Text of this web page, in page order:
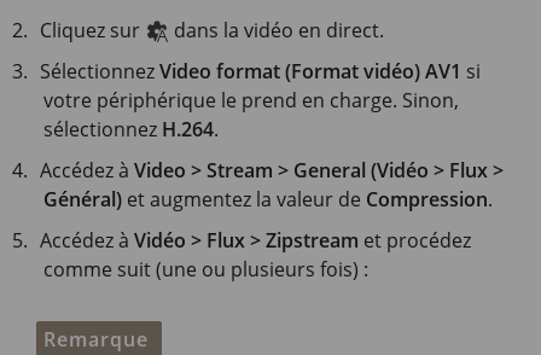
Cliquez sur
dans la vidéo en direct.
SélectionnezVideo format (Format vidéo)AV1 si
votre périphérique le prend en charge. Sinon,
sélectionnez H.264.
Accédez àVideo > Stream > General (Vidéo > Flux >
Général) et augmentez la valeur de Compression.
Accédez àVidéo > Flux > Zipstream et procédez
comme suit (une ou plusieurs fois) :
Remarque